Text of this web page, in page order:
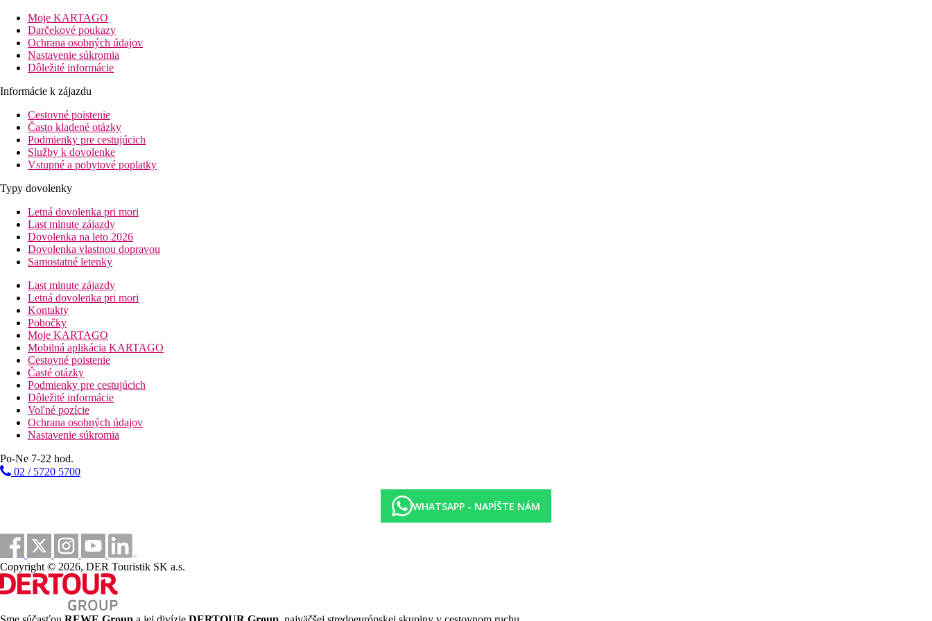
Všetky hotelové izby sú navrhnuté tak, aby zaručovali maximálne pohodlie a relaxáciu. Každá izba je vybavená vlastným sociálnym zariadením a kúpeľňou so sprchou alebo vaňou. Izby disponujú aj fénom,
satelitnou TV, trezorom, minibarom, setom na prípravu kávy/čaje, balkónom alebo terasou a sú plne klimatizované. V každej izbe je dostupné WiFi pripojenie. Izby Superior sú priestrannejšie. Rodinné izby
majú dve miestnosti, v jednej izbe je poschodová posteľ. Najväčšou izbou je Suita Premier s obývacou časťou
Šport a zábava
Súčasťou hotela je vonkajší bazén s terasou na slnenie, na ktoré sú pre vás k dispozícii lehátka a slnečníky. Pri bazéne sa nachádza bar s ponukou osviežujúcich nápojov. Pokiaľ chcete svoj pobyt v hoteli
stráviť aktívnejšie, môžete si zacvičiť vo fitness centre. Pre deti je tu detská herňa. Hotel ponúka aj relaxácia pri masáži
Stravovanie
Raňajky
Vzdialenosti
80 m
250 m
Vzdialenosť k pláži
54 km
Vzdialenosť od najbližšieho letiska
bazény
Ležadlá a slnečníky pri bazéne zadarmo
Detský bazén
Bar pri bazéne
Fotogaléria
Moje KARTAGO
Darčekové poukazy
Ochrana osobných údajov
Nastavenie súkromia
Dôležité informácie
Informácie k zájazdu
Cestovné poistenie
Často kladené otázky
Podmienky pre cestujúcich
Služby k dovolenke
Vstupné a pobytové poplatky
Typy dovolenky
Letná dovolenka pri mori
Last minute zájazdy
Dovolenka na leto 2026
Dovolenka vlastnou dopravou
Samostatné letenky
Last minute zájazdy
Letná dovolenka pri mori
Kontakty
Pobočky
Moje KARTAGO
Mobilná aplikácia KARTAGO
Cestovné poistenie
Časté otázky
Podmienky pre cestujúcich
Dôležité informácie
Voľné pozície
Ochrana osobných údajov
Nastavenie súkromia
Po-Ne 7-22 hod.
02 / 5720 5700
WHATSAPP - NAPÍŠTE NÁM
Copyright © 2026, DER Touristik SK a.s.